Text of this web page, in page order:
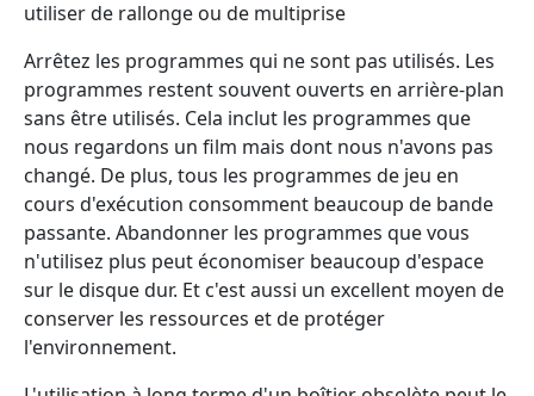
utiliser de rallonge ou de multiprise
Arrêtez les programmes qui ne sont pas utilisés. Les
programmes restent souvent ouverts en arrière-plan
sans être utilisés. Cela inclut les programmes que
nous regardons un film mais dont nous n'avons pas
changé. De plus, tous les programmes de jeu en
cours d'exécution consomment beaucoup de bande
passante. Abandonner les programmes que vous
n'utilisez plus peut économiser beaucoup d'espace
sur le disque dur. Et c'est aussi un excellent moyen de
conserver les ressources et de protéger
l'environnement.